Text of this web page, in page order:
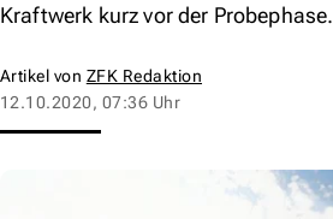
Kraftwerk kurz vor der Probephase.
Artikel von ZFK Redaktion
12.10.2020, 07:36 Uhr